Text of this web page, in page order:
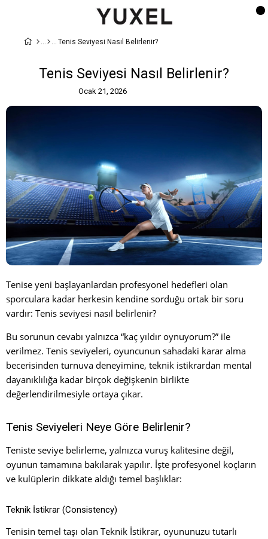
Tenis Seviyesi Nasıl Belirlenir?
Tenis Seviyesi Nasıl Belirlenir?
Tenise yeni başlayanlardan profesyonel hedefleri olan
sporculara kadar herkesin kendine sorduğu ortak bir soru
vardır: Tenis seviyesi nasıl belirlenir?
Bu sorunun cevabı yalnızca “kaç yıldır oynuyorum?” ile
verilmez. Tenis seviyeleri, oyuncunun sahadaki karar alma
becerisinden turnuva deneyimine, teknik istikrardan mental
dayanıklılığa kadar birçok değişkenin birlikte
değerlendirilmesiyle ortaya çıkar.
Tenis Seviyeleri Neye Göre Belirlenir?
Teniste seviye belirleme, yalnızca vuruş kalitesine değil,
oyunun tamamına bakılarak yapılır. İşte profesyonel koçların
ve kulüplerin dikkate aldığı temel başlıklar:
Teknik İstikrar (Consistency)
Tenisin temel taşı olan Teknik İstikrar, oyununuzu tutarlı
Ocak 21, 2026